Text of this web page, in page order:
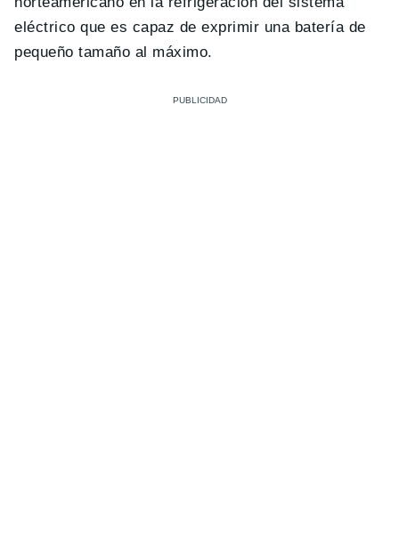
eléctrico que es capaz de exprimir una batería de
pequeño tamaño al máximo.